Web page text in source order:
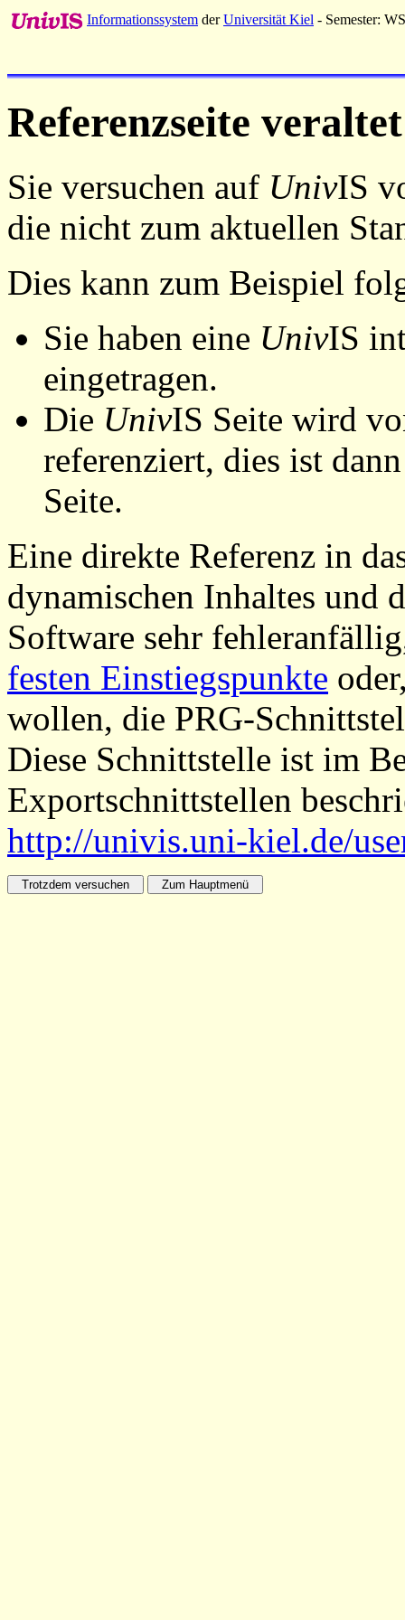
Informationssystem derUniversität Kiel - Semester:
Referenzseite veraltet
Sie versuchen auf UnivIS
die nicht zum aktuellen
Dies kann zum Beispiel
Sie haben eine UnivIS
eingetragen.
Die UnivIS Seite wird
referenziert, dies ist
Seite.
Eine direkte Referenz in
dynamischen Inhaltes und
Software sehr
festen Einstiegspunkte
wollen, die PRG-
Diese Schnittstelle ist im
Exportschnittstellen
http://univis.uni-kiel.de/